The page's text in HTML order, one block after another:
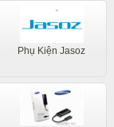
Phụ Kiện Jasoz